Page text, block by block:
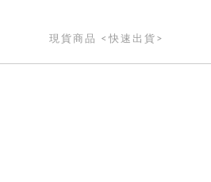
現貨商品 <快速出貨>